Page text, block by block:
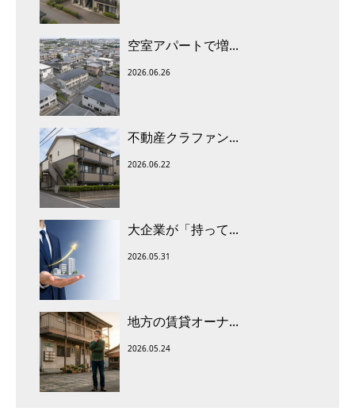
空室アパートで増...
2026.06.26
不動産クラファン...
2026.06.22
大企業が「持って...
2026.05.31
地方の賃貸オーナ...
2026.05.24